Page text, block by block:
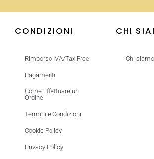
CONDIZIONI
Rimborso IVA/Tax Free
Pagamenti
Come Effettuare un
Ordine
Termini e Condizioni
Cookie Policy
Privacy Policy
CHI
Chi siamo